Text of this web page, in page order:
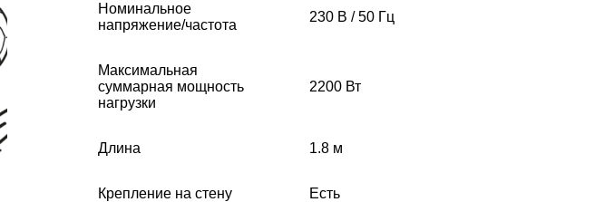
Номинальное
напряжение/частота
230 В / 50 Гц
Максимальная
суммарная мощность
нагрузки
2200 Вт
Длина 1.8 м
Крепление на стену Есть